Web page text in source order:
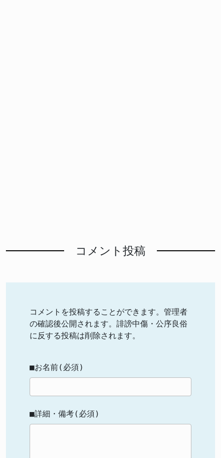
コメント投稿
コメントを投稿することができます。管理者
の確認後公開されます。誹謗中傷・公序良俗
に反する投稿は削除されます。
■お名前(必須)
■詳細・備考(必須)